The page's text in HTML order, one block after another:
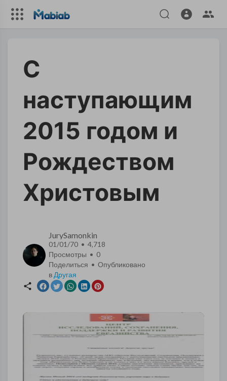
С
наступающим
2015 годом и
Рождеством
Христовым
JurySamonkin
01/01/70 • 4,718
Просмотры • 0
Поделиться • Опубликовано
в Другая